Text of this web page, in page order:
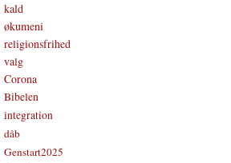
kald
økumeni
religionsfrihed
valg
Corona
Bibelen
integration
dåb
Genstart2025